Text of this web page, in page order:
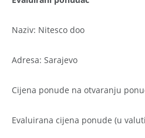
Naziv: Nitesco doo
Adresa: Sarajevo
Cijena ponude na otvaranju
Evaluirana cijena ponude (u